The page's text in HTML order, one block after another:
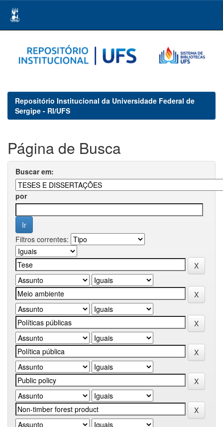
navigation
Repositório Institucional da Universidade Federal de
Sergipe - RI/UFS
Página de Busca
Buscar em:
por
Filtros correntes: